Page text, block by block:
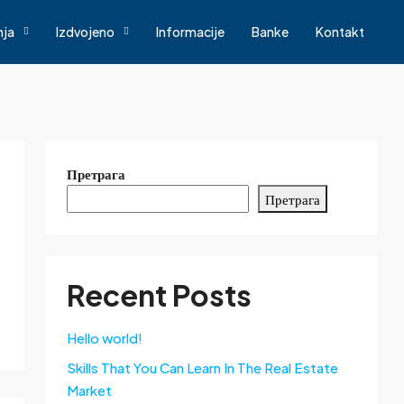
Izdvojeno Informacije Banke Kontakt
Претрага
Претрага
Recent Posts
Hello world!
Skills That You Can Learn In The Real Estate
Market